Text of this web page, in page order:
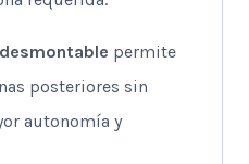
permite
posteriores sin
autonomía y